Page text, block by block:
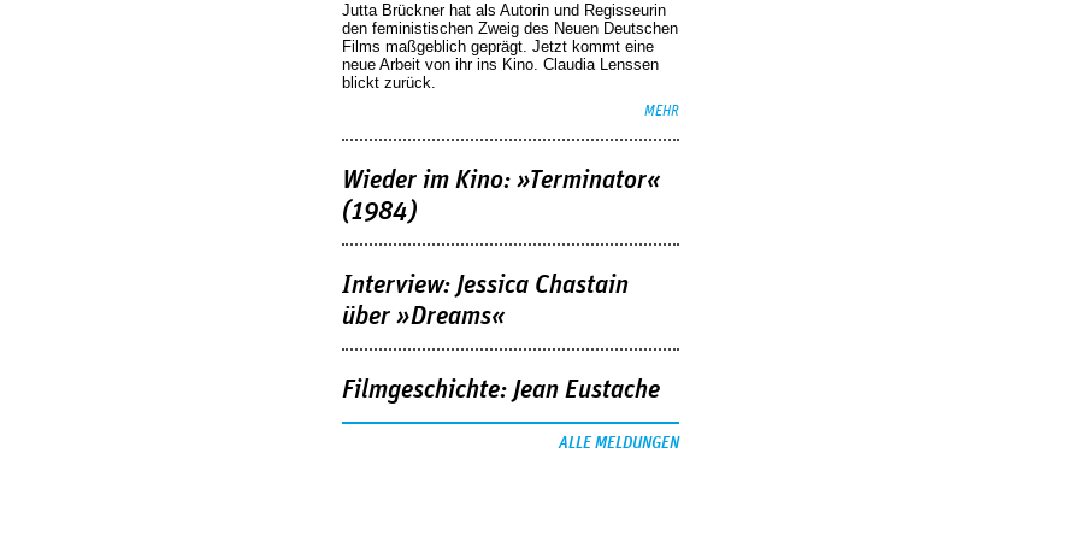
Jutta Brückner hat als Autorin und Regisseurin
den feministischen Zweig des Neuen Deutschen
Films maßgeblich geprägt. Jetzt kommt eine
neue Arbeit von ihr ins Kino. Claudia Lenssen
blickt zurück.
MEHR
Wieder im Kino: »Terminator«
(1984)
Interview: Jessica Chastain
über »Dreams«
Filmgeschichte: Jean Eustache
ALLE MELDUNGEN